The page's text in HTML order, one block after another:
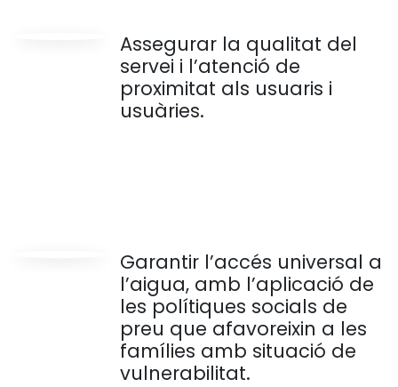
Assegurar la qualitat del
servei i l’atenció de
proximitat als usuaris i
usuàries.
Garantir l’accés universal a
l’aigua, amb l’aplicació de
les polítiques socials de
preu que afavoreixin a les
famílies amb situació de
vulnerabilitat.